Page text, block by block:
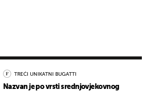
TREĆI UNIKATNI BUGATTI
Nazvan je po vrsti srednjovjekovnog